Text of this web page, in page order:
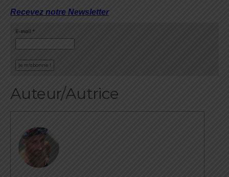
Recevez notre Newsletter
E-mail *
Auteur/Autrice